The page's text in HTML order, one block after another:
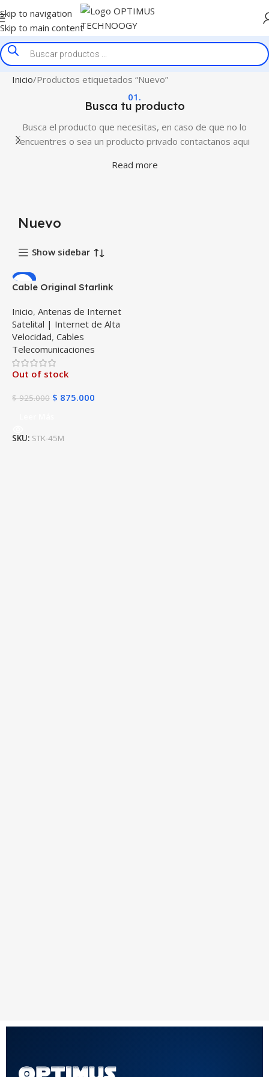
Skip to navigation
Skip to main content
Inicio Productos etiquetados “Nuevo”
01.
Busca tu producto
Busca el producto que necesitas, en caso de que no lo
encuentres o sea un producto privado contactanos aqui
Read more
Nuevo
Show sidebar
-5%
Cable Original Starlink
Metros)
Inicio, Antenas de Internet
Satelital | Internet de Alta
Velocidad, Cables
Telecomunicaciones
Out of stock
$925.000 $ 875.000
SKU: STK-45M